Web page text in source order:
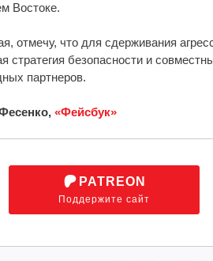
Востоке.
отмечу, что для сдерживания
стратегия безопасности и
партнеров.
«Фейсбук»
PATREON
Поддержите сайт